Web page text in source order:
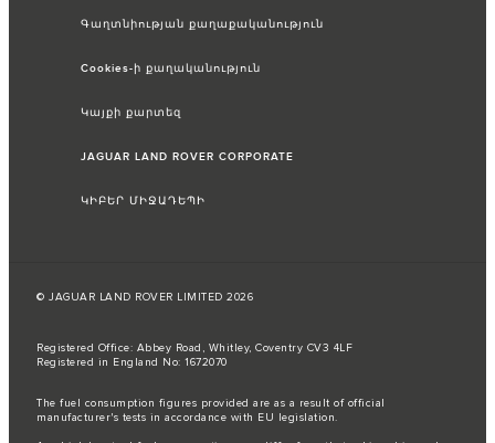
Գաղտնիության քաղաքականություն
Cookies-ի քաղականություն
Կայքի քարտեզ
JAGUAR LAND ROVER CORPORATE
ԿԻԲԵՐ ՄԻՋԱԴԵՊԻ
© JAGUAR LAND ROVER LIMITED 2026
Registered Office: Abbey Road, Whitley, Coventry CV3 4LF
Registered in England No: 1672070
The fuel consumption figures provided are as a result of official
manufacturer's tests in accordance with EU legislation.